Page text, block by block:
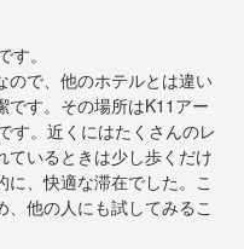
。
ので、他のホテルとは違い
です。その場所はK11アー
す。近くにはたくさんのレ
ているときは少し歩くだけ
、快適な滞在でした。こ
他の人にも試してみるこ